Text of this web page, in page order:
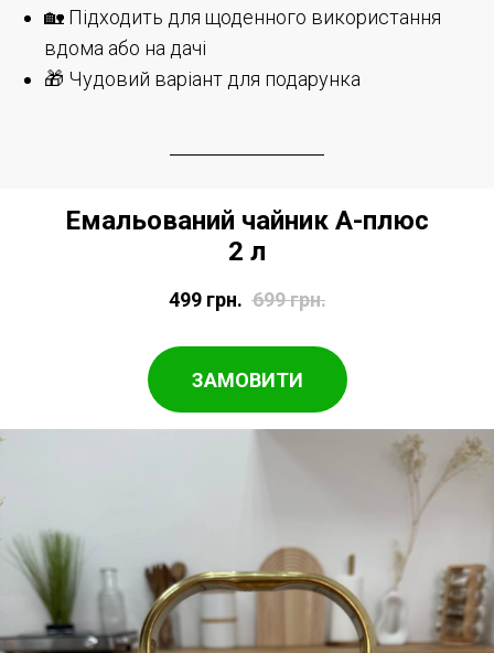
🏡 Підходить для щоденного використання
вдома або на дачі
🎁 Чудовий варіант для подарунка
Емальований чайник А-плюс
2 л
499 грн. 699грн.
ЗАМОВИТИ